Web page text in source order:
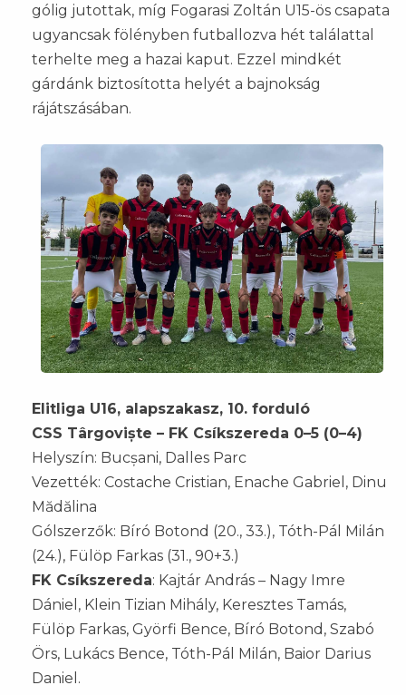
gólig jutottak, míg Fogarasi Zoltán U15-ös csapata
ugyancsak fölényben futballozva hét találattal
terhelte meg a hazai kaput. Ezzel mindkét
gárdánk biztosította helyét a bajnokság
rájátszásában.
Elitliga U16, alapszakasz, 10. forduló
CSS Târgoviște – FK Csíkszereda 0–5 (0–4)
Helyszín: Bucșani, Dalles Parc
Vezették: Costache Cristian, Enache Gabriel, Dinu
Mădălina
Gólszerzők: Bíró Botond (20., 33.), Tóth-Pál Milán
(24.), Fülöp Farkas (31., 90+3.)
FK Csíkszereda: Kajtár András – Nagy Imre
Dániel, Klein Tizian Mihály, Keresztes Tamás,
Fülöp Farkas, Györfi Bence, Bíró Botond, Szabó
Örs, Lukács Bence, Tóth-Pál Milán, Baior Darius
Daniel.